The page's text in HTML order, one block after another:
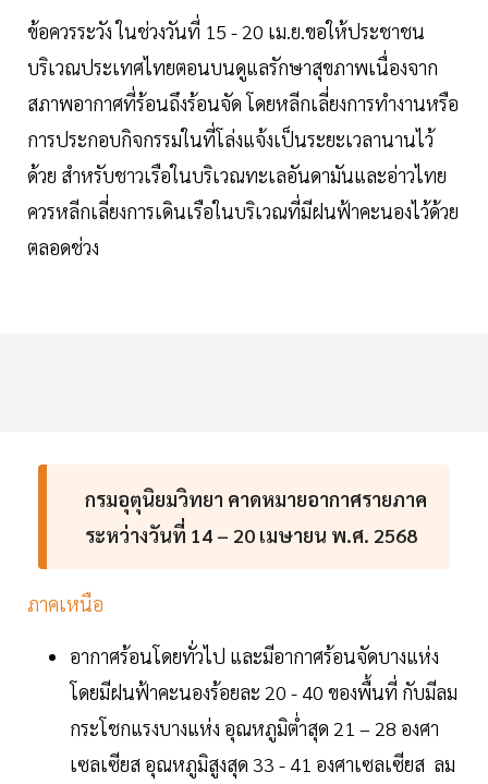
ข้อควรระวัง ในช่วงวันที่ 15 - 20 เม.ย.ขอให้ประชาชน
บริเวณประเทศไทยตอนบนดูแลรักษาสุขภาพเนื่องจาก
สภาพอากาศที่ร้อนถึงร้อนจัด โดยหลีกเลี่ยงการทำงานหรือ
การประกอบกิจกรรมในที่โล่งแจ้งเป็นระยะเวลานานไว้
ด้วย สำหรับชาวเรือในบริเวณทะเลอันดามันและอ่าวไทย
ควรหลีกเลี่ยงการเดินเรือในบริเวณที่มีฝนฟ้าคะนองไว้ด้วย
ตลอดช่วง
กรมอุตุนิยมวิทยา คาดหมายอากาศรายภาค
ระหว่างวันที่ 14 – 20 เมษายน พ.ศ. 2568
ภาคเหนือ
อากาศร้อนโดยทั่วไป และมีอากาศร้อนจัดบางแห่ง
โดยมีฝนฟ้าคะนองร้อยละ 20 - 40 ของพื้นที่ กับมีลม
กระโชกแรงบางแห่ง อุณหภูมิต่ำสุด 21 – 28 องศา
เซลเซียส อุณหภูมิสูงสุด 33 - 41 องศาเซลเซียส ลม